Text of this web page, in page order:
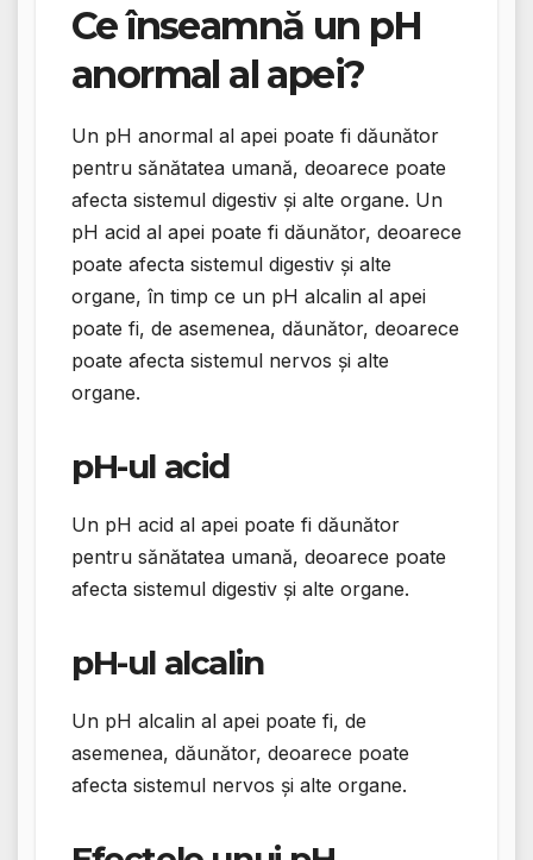
Ce înseamnă un pH
anormal al apei?
Un pH anormal al apei poate fi dăunător
pentru sănătatea umană, deoarece poate
afecta sistemul digestiv și alte organe. Un
pH acid al apei poate fi dăunător, deoarece
poate afecta sistemul digestiv și alte
organe, în timp ce un pH alcalin al apei
poate fi, de asemenea, dăunător, deoarece
poate afecta sistemul nervos și alte
organe.
pH-ul acid
Un pH acid al apei poate fi dăunător
pentru sănătatea umană, deoarece poate
afecta sistemul digestiv și alte organe.
pH-ul alcalin
Un pH alcalin al apei poate fi, de
asemenea, dăunător, deoarece poate
afecta sistemul nervos și alte organe.